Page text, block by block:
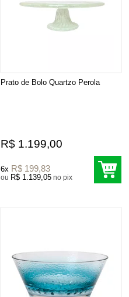
Prato de Bolo Quartzo Perola
R$ 1.199,00
6x R$ 199,83
ou R$ 1.139,05 no pix